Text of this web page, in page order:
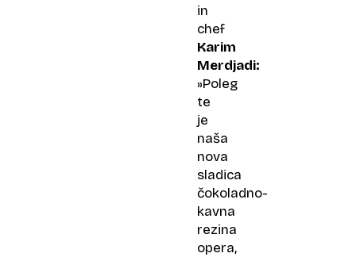
in
chef
Karim
Merdjadi:
»Poleg
te
je
naša
nova
sladica
čokoladno-
kavna
rezina
opera,